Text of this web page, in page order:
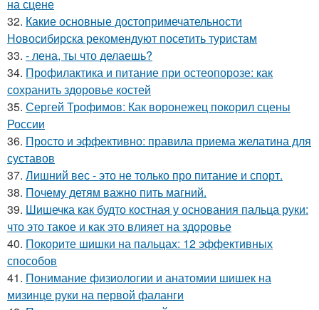
на сцене
32. Какие основные достопримечательности
Новосибирска рекомендуют посетить туристам
33. - лена, ты что делаешь?
34. Профилактика и питание при остеопорозе: как
сохранить здоровье костей
35. Сергей Трофимов: Как воронежец покорил сцены
России
36. Просто и эффективно: правила приема желатина для
суставов
37. Лишний вес - это не только про питание и спорт.
38. Почему детям важно пить магний.
39. Шишечка как будто костная у основания пальца руки:
что это такое и как это влияет на здоровье
40. Покорите шишки на пальцах: 12 эффективных
способов
41. Понимание физиологии и анатомии шишек на
мизинце руки на первой фаланги